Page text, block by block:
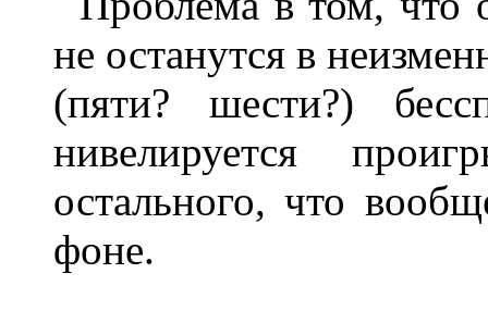
не останутся в
(пяти? шести?)
нивелируется
остального, что
фоне.